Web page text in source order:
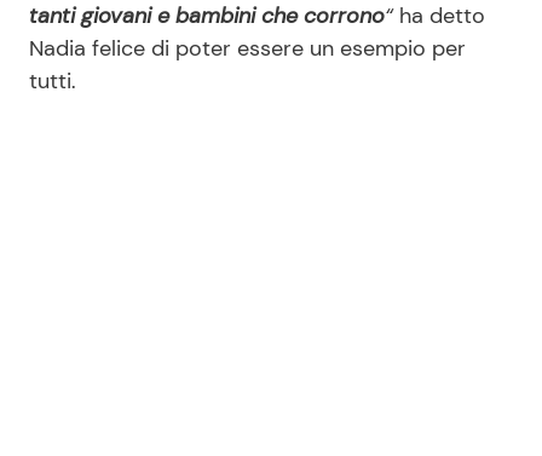
tanti giovani e bambini che corrono“ha detto
Nadia felice di poter essere un esempio per
tutti.